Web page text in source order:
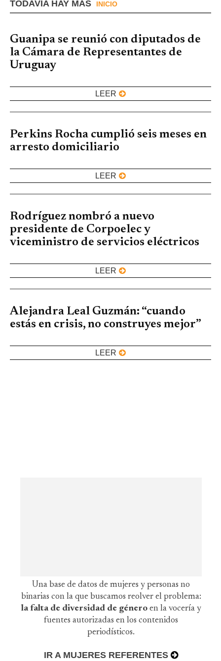
TODAVIA HAY MÁS INICIO
Guanipa se reunió con diputados de
la Cámara de Representantes de
Uruguay
LEER
Perkins Rocha cumplió seis meses en
arresto domiciliario
LEER
Rodríguez nombró a nuevo
presidente de Corpoelec y
viceministro de servicios eléctricos
LEER
Alejandra Leal Guzmán: “cuando
estás en crisis, no construyes mejor”
LEER
Una base de datos de mujeres y personas no
binarias con la que buscamos reolver el problema:
la falta de diversidad de género en la vocería y
fuentes autorizadas en los contenidos
periodísticos.
IR A MUJERES REFERENTES